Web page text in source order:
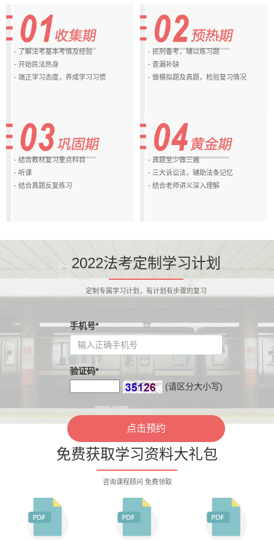
- 了解法考基本考情及经验
- 开始民法热身
- 端正学习态度，养成学习习惯
- 民刑备考，辅以练习题
- 查漏补缺
- 做模拟题及真题，检验复习情况
- 结合教材复习重点科目
- 听课
- 结合真题反复练习
- 真题至少做三遍
- 三大诉讼法，辅助法条记忆
- 结合老师讲义深入理解
2022法考定制学习计划
定制专属学习计划，有计划有步骤的复习
手机号*
验证码*
(请区分大小写)
免费获取学习资料大礼包
咨询课程顾问 免费领取